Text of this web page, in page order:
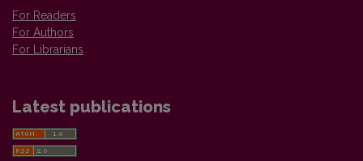
For Readers
For Authors
For Librarians
Latest publications